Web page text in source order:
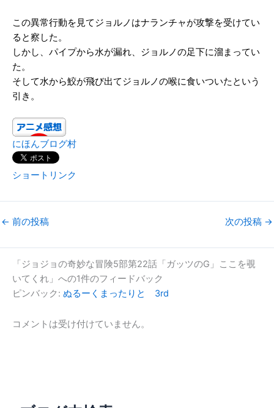
この異常行動を見てジョルノはナランチャが攻撃を受けてい
ると察した。
しかし、パイプから水が漏れ、ジョルノの足下に溜まってい
た。
そして水から鮫が飛び出てジョルノの喉に食いついたという
引き。
にほんブログ村
ショートリンク
← 前の投稿 次の投稿 →
「ジョジョの奇妙な冒険5部第22話「ガッツのG」ここを覗
いてくれ」への1件のフィードバック
ピンバック: ぬるーくまったりと 3rd
コメントは受け付けていません。